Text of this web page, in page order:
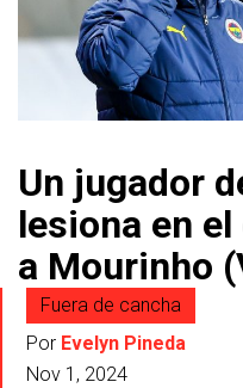
Un jugador
lesiona en
a Mourinho
Fuera de cancha
Por Evelyn Pineda
Nov 1, 2024